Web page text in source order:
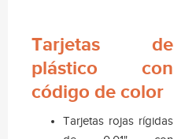
Tarjetas de
plástico con
código de color
Tarjetas rojas rígidas